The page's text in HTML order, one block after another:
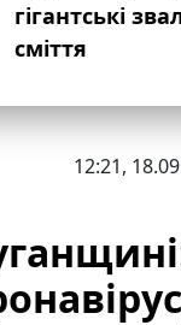
гігантські
сміття
12:21,